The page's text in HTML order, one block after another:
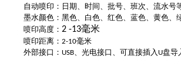
自动喷印：日期、时间、批号、班次、流水号
墨水颜色：黑色、白色、红色、蓝色、黄色、
喷印高度： 2 -13毫米
喷印距离： 2-10毫米
外部接口： USB 、光电接口、可直接插入 U盘导